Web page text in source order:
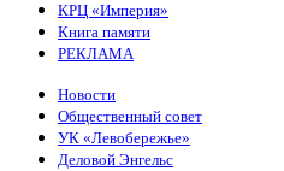
КРЦ «Империя»
Книга памяти
РЕКЛАМА
Новости
Общественный совет
УК «Левобережье»
Деловой Энгельс